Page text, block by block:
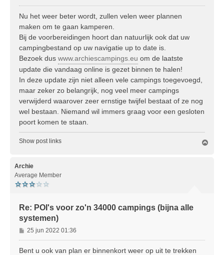
e
c
h
t
Nu het weer beter wordt, zullen velen weer plannen
maken om te gaan kamperen.
Bij de voorbereidingen hoort dan natuurlijk ook dat uw
campingbestand op uw navigatie up to date is.
Bezoek dus www.archiescampings.eu om de laatste
update die vandaag online is gezet binnen te halen!
In deze update zijn niet alleen vele campings toegevoegd,
maar zeker zo belangrijk, nog veel meer campings
verwijderd waarover zeer ernstige twijfel bestaat of ze nog
wel bestaan. Niemand wil immers graag voor een gesloten
poort komen te staan.
Show post links
Archie
Average Member
Re: POI's voor zo'n 34000 campings (bijna alle
systemen)
B
e
25 jun 2022 01:36
Bent u ook van plan er binnenkort weer op uit te trekken